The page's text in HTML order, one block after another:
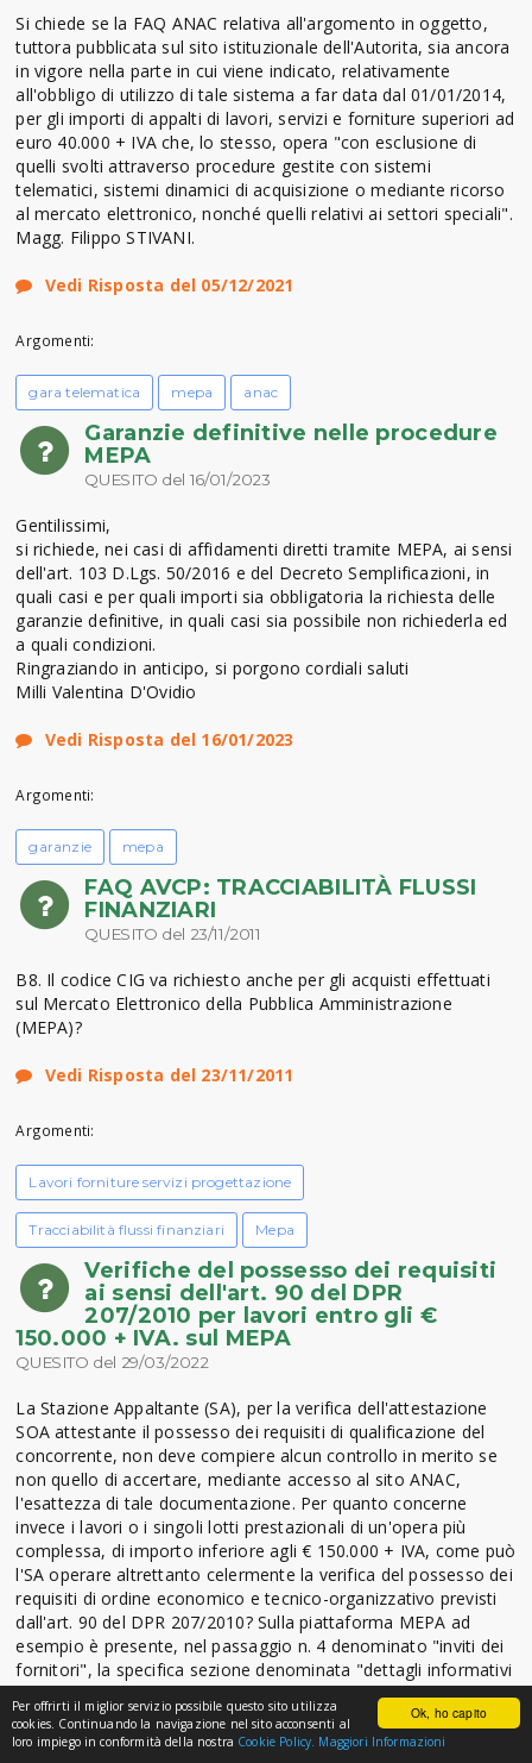
Ok, ho capito
Per offrirti il miglior servizio possibile questo sito utilizza
cookies. Continuando la navigazione nel sito acconsenti al
loro impiego in conformità della nostra Cookie Policy. Maggiori Informazioni
Si chiede se la FAQ ANAC relativa all'argomento in oggetto,
tuttora pubblicata sul sito istituzionale dell'Autorita, sia ancora
in vigore nella parte in cui viene indicato, relativamente
all'obbligo di utilizzo di tale sistema a far data dal 01/01/2014,
per gli importi di appalti di lavori, servizi e forniture superiori ad
euro 40.000 + IVA che, lo stesso, opera "con esclusione di
quelli svolti attraverso procedure gestite con sistemi
telematici, sistemi dinamici di acquisizione o mediante ricorso
al mercato elettronico, nonché quelli relativi ai settori speciali".
Magg. Filippo STIVANI.
Vedi Risposta del 05/12/2021
Argomenti:
gara telematica mepa anac
Garanzie definitive nelle procedure
MEPA
QUESITO del 16/01/2023
Gentilissimi,
si richiede, nei casi di affidamenti diretti tramite MEPA, ai sensi
dell'art. 103 D.Lgs. 50/2016 e del Decreto Semplificazioni, in
quali casi e per quali importi sia obbligatoria la richiesta delle
garanzie definitive, in quali casi sia possibile non richiederla ed
a quali condizioni.
Ringraziando in anticipo, si porgono cordiali saluti
Milli Valentina D'Ovidio
Vedi Risposta del 16/01/2023
Argomenti:
garanzie mepa
FAQ AVCP: TRACCIABILITÀ FLUSSI
FINANZIARI
QUESITO del 23/11/2011
B8. Il codice CIG va richiesto anche per gli acquisti effettuati
sul Mercato Elettronico della Pubblica Amministrazione
(MEPA)?
Vedi Risposta del 23/11/2011
Argomenti:
Lavori forniture servizi progettazione
Tracciabilità flussi finanziari Mepa
Verifiche del possesso dei requisiti
ai sensi dell'art. 90 del DPR
207/2010 per lavori entro gli €
150.000 + IVA. sul MEPA
QUESITO del 29/03/2022
La Stazione Appaltante (SA), per la verifica dell'attestazione
SOA attestante il possesso dei requisiti di qualificazione del
concorrente, non deve compiere alcun controllo in merito se
non quello di accertare, mediante accesso al sito ANAC,
l'esattezza di tale documentazione. Per quanto concerne
invece i lavori o i singoli lotti prestazionali di un'opera più
complessa, di importo inferiore agli € 150.000 + IVA, come può
l'SA operare altrettanto celermente la verifica del possesso dei
requisiti di ordine economico e tecnico-organizzativo previsti
dall'art. 90 del DPR 207/2010? Sulla piattaforma MEPA ad
esempio è presente, nel passaggio n. 4 denominato "inviti dei
fornitori", la specifica sezione denominata "dettagli informativi
relativi al fornitore" nella quale viene evidenziato che,
l'operatore economico, può partecipare agli appalti di lavori
pubblici per una determinata categoria, entro l'importo di €